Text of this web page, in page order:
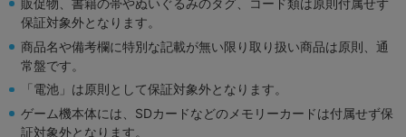
販促物、書籍の帯やぬいぐるみのタグ、コード類は原則付属せず
保証対象外となります。
商品名や備考欄に特別な記載が無い限り取り扱い商品は原則、通
常盤です。
「電池」は原則として保証対象外となります。
ゲーム機本体には、SDカードなどのメモリーカードは付属せず保
証対象外となります。